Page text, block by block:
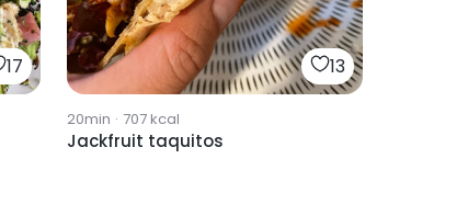
17 13
20min · 707kcal
Jackfruit taquitos